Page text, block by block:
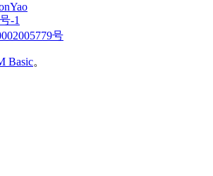
-1
号
Basic。